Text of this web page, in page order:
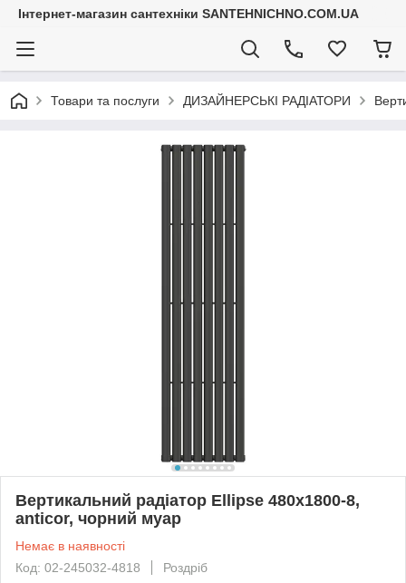
Інтернет-магазин сантехніки SANTEHNICHNO.COM.UA
Товари та послуги ДИЗАЙНЕРСЬКІ РАДІАТОРИ
Вертикальний радіатор Ellipse 480х1800-8,
anticor, чорний муар
Немає в наявності
Код: 02-245032-4818
Роздріб